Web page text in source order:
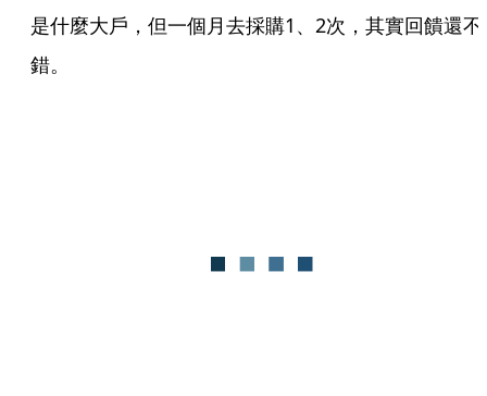
是什麼大戶，但一個月去採購1、2次，其實回饋還不
錯。